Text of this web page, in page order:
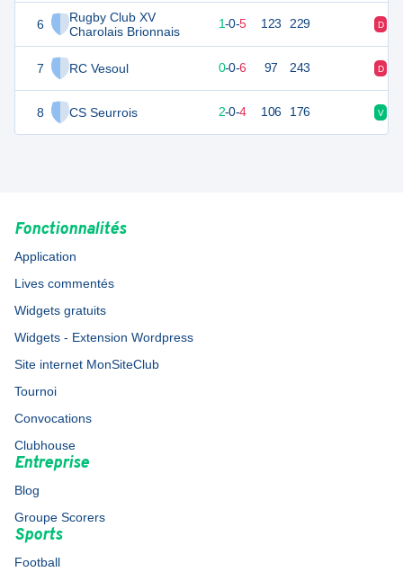
6
Rugby Club XV
Charolais Brionnais
7 RC Vesoul
8 CS Seurrois
1-0-5 123 229 D
0-0-6 97 243 D
2-0-4 106 176 V
Fonctionnalités
Application
Lives commentés
Widgets gratuits
Widgets - Extension Wordpress
Site internet MonSiteClub
Tournoi
Convocations
Clubhouse
Entreprise
Blog
Groupe Scorers
Sports
Football